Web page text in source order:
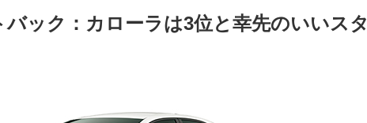
ック：カローラは3位と幸先のいいスタ